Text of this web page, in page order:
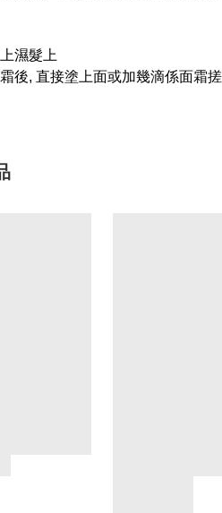
濕髮上
後, 直接塗上面或加幾滴係面霜